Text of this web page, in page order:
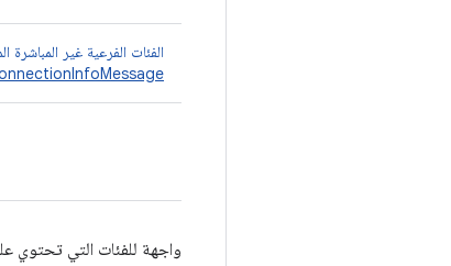
الفئات الفرعية غير المباشرة
واجهة للفئات التي تحتوي